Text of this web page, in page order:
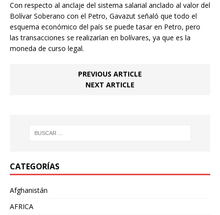
Con respecto al anclaje del sistema salarial anclado al valor del
Bolívar Soberano con el Petro, Gavazut señaló que todo el
esquema económico del país se puede tasar en Petro, pero
las transacciones se realizarían en bolívares, ya que es la
moneda de curso legal.
PREVIOUS ARTICLE
NEXT ARTICLE
CATEGORÍAS
Afghanistán
AFRICA